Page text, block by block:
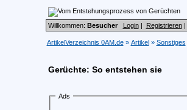
Willkommen: Besucher Login| Registrieren|
ArtikelVerzeichnis 0AM.de» Artikel» Sonstiges
Gerüchte: So entstehen sie
Ads